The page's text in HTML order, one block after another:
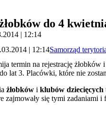
do 4
| 12:14
| 12:14Samorząd
termin na rejestrację
lat 3. Placówki, które nie
żłobków i klubów dziecięcych
zajmowały się tymi zadaniami i